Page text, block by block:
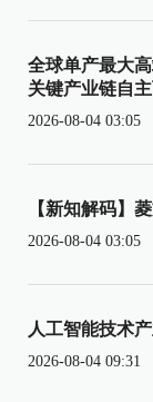
全球单产最大
关键产业链自
2026-08-04 03:05
【新知解码】
2026-08-04 03:05
人工智能技术
2026-08-04 09:31